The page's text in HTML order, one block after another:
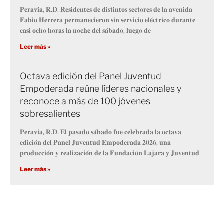
𝐏𝐞𝐫𝐚𝐯𝐢𝐚, 𝐑.𝐃. 𝐑𝐞𝐬𝐢𝐝𝐞𝐧𝐭𝐞𝐬 𝐝𝐞 𝐝𝐢𝐬𝐭𝐢𝐧𝐭𝐨𝐬 𝐬𝐞𝐜𝐭𝐨𝐫𝐞𝐬 𝐝𝐞 𝐥𝐚 𝐚𝐯𝐞𝐧𝐢𝐝𝐚
𝐅𝐚𝐛𝐢𝐨 𝐇𝐞𝐫𝐫𝐞𝐫𝐚 𝐩𝐞𝐫𝐦𝐚𝐧𝐞𝐜𝐢𝐞𝐫𝐨𝐧 𝐬𝐢𝐧 𝐬𝐞𝐫𝐯𝐢𝐜𝐢𝐨 𝐞𝐥𝐞́𝐜𝐭𝐫𝐢𝐜𝐨 𝐝𝐮𝐫𝐚𝐧𝐭𝐞
𝐜𝐚𝐬𝐢 𝐨𝐜𝐡𝐨 𝐡𝐨𝐫𝐚𝐬 𝐥𝐚 𝐧𝐨𝐜𝐡𝐞 𝐝𝐞𝐥 𝐬𝐚́𝐛𝐚𝐝𝐨, 𝐥𝐮𝐞𝐠𝐨 𝐝𝐞
Leer más »
Octava edición del Panel Juventud
Empoderada reúne líderes nacionales y
reconoce a más de 100 jóvenes
sobresalientes
𝐏𝐞𝐫𝐚𝐯𝐢𝐚, 𝐑.𝐃. 𝐄𝐥 𝐩𝐚𝐬𝐚𝐝𝐨 𝐬𝐚́𝐛𝐚𝐝𝐨 𝐟𝐮𝐞 𝐜𝐞𝐥𝐞𝐛𝐫𝐚𝐝𝐚 𝐥𝐚 𝐨𝐜𝐭𝐚𝐯𝐚
𝐞𝐝𝐢𝐜𝐢𝐨́𝐧 𝐝𝐞𝐥 𝐏𝐚𝐧𝐞𝐥 𝐉𝐮𝐯𝐞𝐧𝐭𝐮𝐝 𝐄𝐦𝐩𝐨𝐝𝐞𝐫𝐚𝐝𝐚 𝟐𝟎𝟐𝟔, 𝐮𝐧𝐚
𝐩𝐫𝐨𝐝𝐮𝐜𝐜𝐢𝐨́𝐧 𝐲 𝐫𝐞𝐚𝐥𝐢𝐳𝐚𝐜𝐢𝐨́𝐧 𝐝𝐞 𝐥𝐚 𝐅𝐮𝐧𝐝𝐚𝐜𝐢𝐨́𝐧 𝐋𝐚𝐣𝐚𝐫𝐚 𝐲 𝐉𝐮𝐯𝐞𝐧𝐭𝐮𝐝
Leer más »